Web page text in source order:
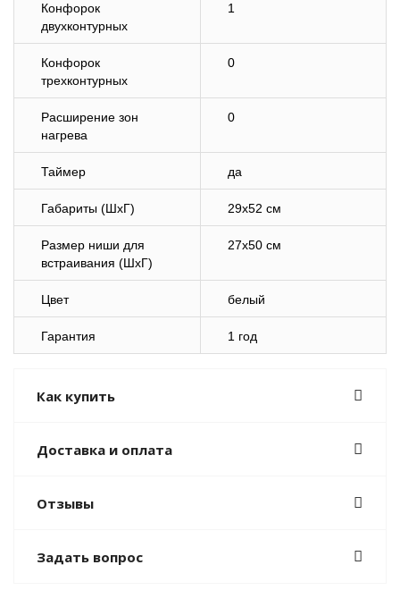
Конфорок
двухконтурных
1
Конфорок
трехконтурных
0
Расширение зон
нагрева
0
Таймер да
Габариты (ШхГ) 29х52 см
Размер ниши для
встраивания (ШхГ)
27х50 см
Цвет белый
Гарантия 1 год
Как купить
Доставка и оплата
Отзывы
Задать вопрос